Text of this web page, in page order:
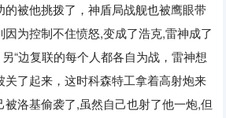
的被他挑拨了，神盾局战舰也被鹰眼带
因为控制不住愤怒,变成了浩克,雷神成了
“边复联的每个人都各自为战，雷神想
关了起来，这时科森特工拿着高射炮来
被洛基偷袭了,虽然自己也射了他一炮,但